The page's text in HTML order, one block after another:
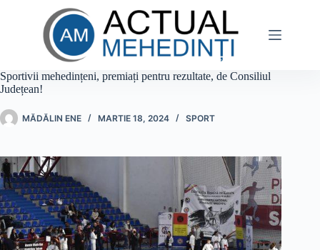
Sportivii mehedințeni, premiați pentru rezultate, de Consiliul
Județean!
MĂDĂLIN ENE MARTIE 18, 2024 SPORT